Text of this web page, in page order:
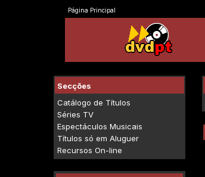
Página Principal
Secções
Catálogo de Títulos
Séries TV
Espectáculos Musicais
Títulos só em Aluguer
Recursos On-line